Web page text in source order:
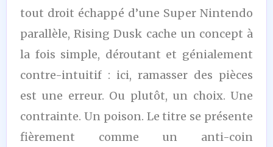
tout droit échappé d’une Super Nintendo
parallèle, Rising Dusk cache un concept à
la fois simple, déroutant et génialement
contre-intuitif : ici, ramasser des pièces
est une erreur. Ou plutôt, un choix. Une
contrainte. Un poison. Le titre se présente
fièrement comme un anti-coin